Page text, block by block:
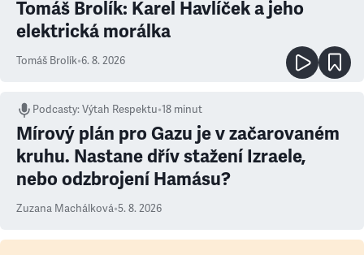
Tomáš Brolík: Karel Havlíček a jeho
elektrická morálka
Tomáš Brolík•6. 8. 2026
Podcasty:Výtah Respektu•18 minut
Mírový plán pro Gazu je v začarovaném
kruhu. Nastane dřív stažení Izraele,
nebo odzbrojení Hamásu?
Zuzana Machálková•5. 8. 2026